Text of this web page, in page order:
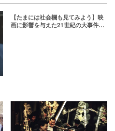
【たまには社会欄も見てみよう】映
画に影響を与えた21世紀の大事件た